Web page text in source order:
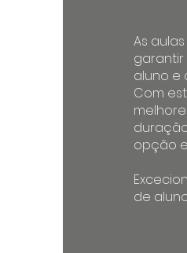
As
aluno e
Com
opção
de